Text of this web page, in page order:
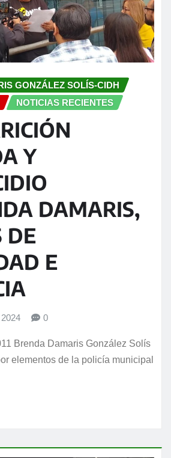
GONZÁLEZ SOLÍS-CIDH
NOTICIAS RECIENTES
Y
DAMARIS,
DE
E
0
Brenda Damaris González Solís
elementos de la policía municipal